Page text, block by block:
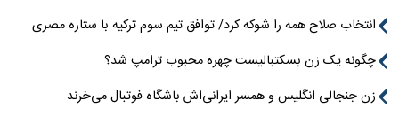
انتخاب صلاح همه را شوکه کرد/ توافق تیم سوم ترکیه با ستاره مصری
چگونه یک زن بسکتبالیست چهره محبوب ترامپ شد؟
زن جنجالی انگلیس و همسر ایرانی‌اش باشگاه فوتبال می‌خرند